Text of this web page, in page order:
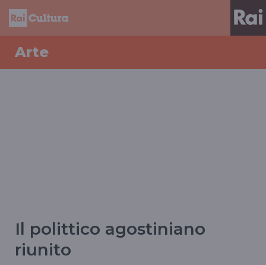
Arte
Il polittico agostiniano
riunito